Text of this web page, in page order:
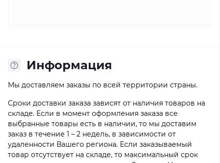
Информация
Мы доставляем заказы по всей территории страны.
Сроки доставки заказа зависят от наличия товаров на
складе. Если в момент оформления заказа все
выбранные товары есть в наличии, то мы доставим
заказ в течение 1 – 2 недель, в зависимости от
удаленности Вашего региона. Если заказываемый
товар отсутствует на складе, то максимальный срок